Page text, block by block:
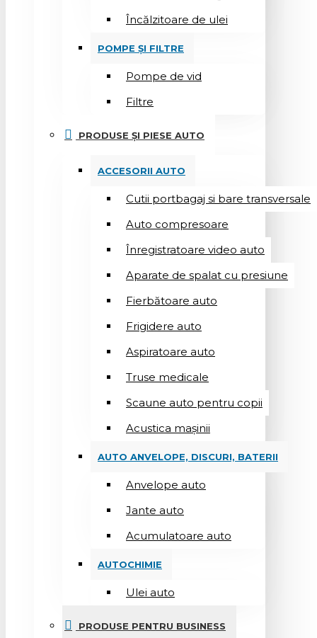
Încălzitoare de ulei
POMPE ȘI FILTRE
Pompe de vid
Filtre
PRODUSE ȘI PIESE AUTO
ACCESORII AUTO
Cutii portbagaj si bare transversale
Auto compresoare
Înregistratoare video auto
Aparate de spalat cu presiune
Fierbătoare auto
Frigidere auto
Aspiratoare auto
Truse medicale
Scaune auto pentru copii
Acustica mașinii
AUTO ANVELOPE, DISCURI, BATERII
Anvelope auto
Jante auto
Acumulatoare auto
AUTOCHIMIE
Ulei auto
PRODUSE PENTRU BUSINESS